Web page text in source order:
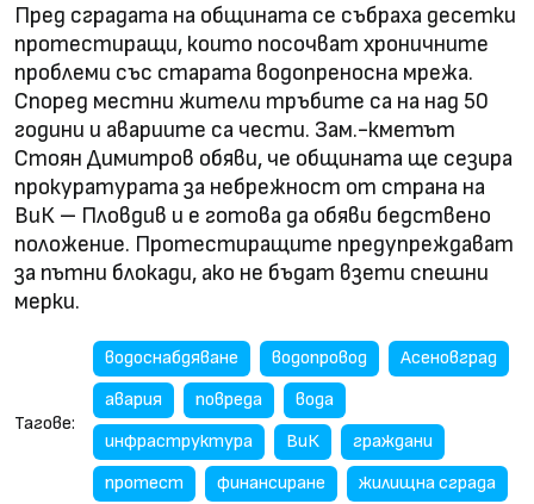
Пред сградата на общината се събраха десетки
протестиращи, които посочват хроничните
проблеми със старата водопреносна мрежа.
Според местни жители тръбите са на над 50
години и авариите са чести. Зам.-кметът
Стоян Димитров обяви, че общината ще сезира
прокуратурата за небрежност от страна на
ВиК – Пловдив и е готова да обяви бедствено
положение. Протестиращите предупреждават
за пътни блокади, ако не бъдат взети спешни
мерки.
Тагове:
водоснабдяване водопровод
Асеновград
авария
повреда
вода
инфраструктура
ВиК
граждани
протест
финансиране жилищна сграда